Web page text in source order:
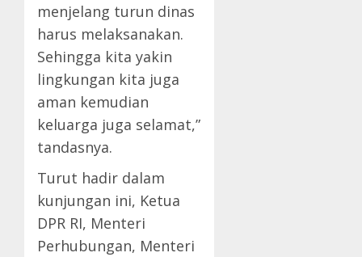
menjelang turun dinas
harus melaksanakan.
Sehingga kita yakin
lingkungan kita juga
aman kemudian
keluarga juga selamat,”
tandasnya.
Turut hadir dalam
kunjungan ini, Ketua
DPR RI, Menteri
Perhubungan, Menteri